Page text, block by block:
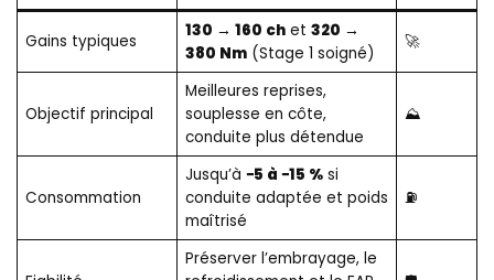
Gains typiques
130 → 160 chet 320 →
380 Nm(Stage 1 soigné)
🚀
Objectif principal
Meilleures reprises,
souplesse en côte,
conduite plus détendue
⛰️
Consommation
Jusqu’à −5 à −15 %si
conduite adaptée et poids
maîtrisé
⛽
Préserver l’embrayage, le